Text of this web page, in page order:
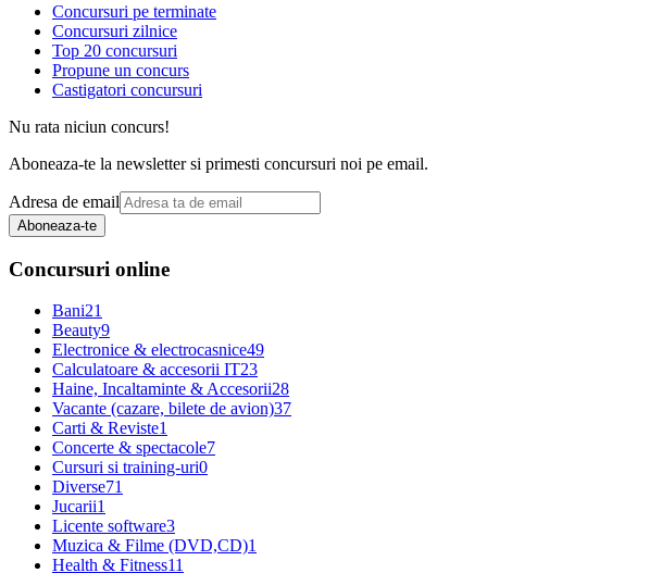
Concursuri pe terminate
Concursuri zilnice
Top 20 concursuri
Propune un concurs
Castigatori concursuri
Nu rata niciun concurs!
Aboneaza-te la newsletter si primesti concursuri noi pe email.
Adresa de email
Aboneaza-te
Concursuri online
Bani21
Beauty9
Electronice & electrocasnice49
Calculatoare & accesorii IT23
Haine, Incaltaminte & Accesorii28
Vacante (cazare, bilete de avion)37
Carti & Reviste1
Concerte & spectacole7
Cursuri si training-uri0
Diverse71
Jucarii1
Licente software3
Muzica & Filme (DVD,CD)1
Health & Fitness11